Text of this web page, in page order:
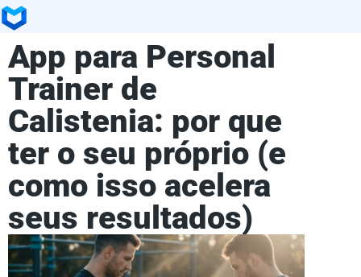
App para Personal
Trainer de
Calistenia: por que
ter o seu próprio (e
como isso acelera
seus resultados)